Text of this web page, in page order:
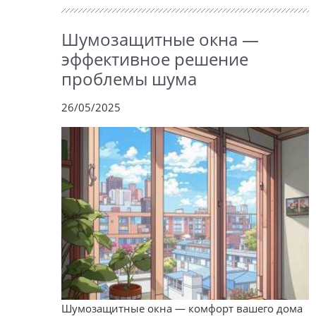
Шумозащитные окна —
эффективное решение
проблемы шума
26/05/2025
Шумозащитные окна — комфорт вашего дома